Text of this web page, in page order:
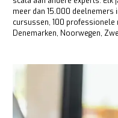
meer dan 15.000
cursussen, 100
Denemarken, Noorwegen,